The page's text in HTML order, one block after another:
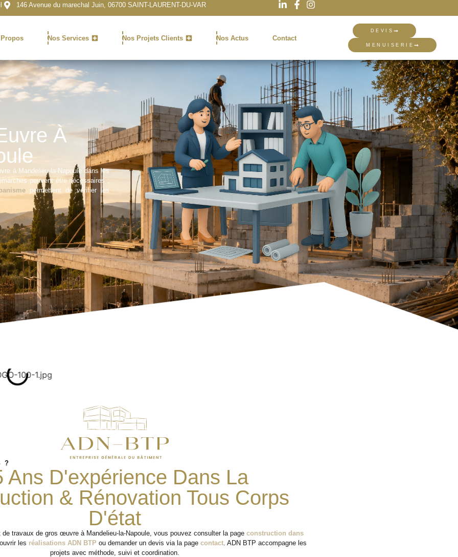
146 Avenue du marechal Juin, 06700 SAINT-LAURENT-DU-VAR
Nos Services Nos Projets Clients Nos Actus Contact
DEVIS
MENUISERIE
À
à Mandelieu-la-Napoule dans les
peuvent être nécessaires ;
permettent de vérifier les
?
Ans D'expérience Dans La
& Rénovation Tous Corps
D'état
de travaux de gros œuvre à Mandelieu-la-Napoule, vous pouvez consulter la page construction dans
les réalisations ADN BTP ou demander un devis via la page contact . ADN BTP accompagne les
projets avec méthode, suivi et coordination.